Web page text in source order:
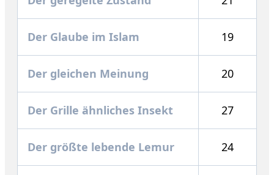
Der Glaube im Islam 19
Der gleichen Meinung 20
Der Grille ähnliches Insekt 27
Der größte lebende Lemur 24